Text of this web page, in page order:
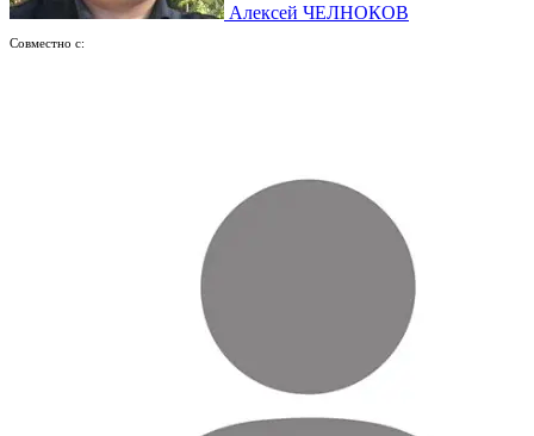
Алексей ЧЕЛНОКОВ
Совместно с: